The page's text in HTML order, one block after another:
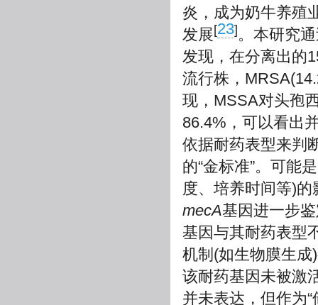
炎，成为奶牛养殖
发展[23]。本研究
发现，在分离出的
流行株，
现，MSSA对头孢
86.4%，可以看出
依据耐药表型来判
的“金标准”。可能
度、培养时间等)
mecA基因进一步
基因与其耐药表型
机制(如生物膜生
该耐药基因未被激
并未表达，但作为